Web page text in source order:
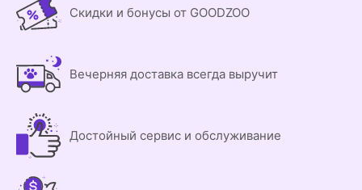
Скидки и бонусы от GOODZOO
Вечерняя доставка всегда выручит
Достойный сервис и обслуживание